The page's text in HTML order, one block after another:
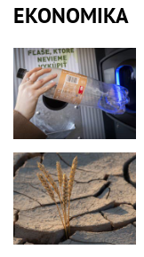
EKONOMIKA